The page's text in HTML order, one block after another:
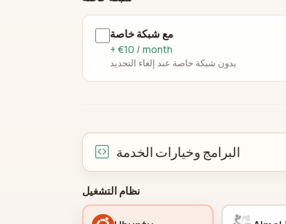
مع شبكة خاصة
+ €10 / month
بدون شبكة خاصة عند إلغاء التحديد
البرامج وخيارات الخدمة
نظام التشغيل